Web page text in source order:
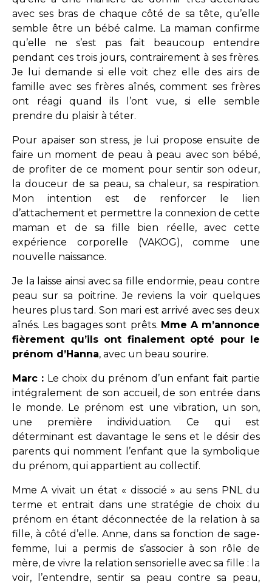
avec ses bras de chaque côté de sa tête, qu’elle
semble être un bébé calme. La maman confirme
qu’elle ne s’est pas fait beaucoup entendre
pendant ces trois jours, contrairement à ses frères.
Je lui demande si elle voit chez elle des airs de
famille avec ses frères aînés, comment ses frères
ont réagi quand ils l’ont vue, si elle semble
prendre du plaisir à téter.
Pour apaiser son stress, je lui propose ensuite de
faire un moment de peau à peau avec son bébé,
de profiter de ce moment pour sentir son odeur,
la douceur de sa peau, sa chaleur, sa respiration.
Mon intention est de renforcer le lien
d’attachement et permettre la connexion de cette
maman et de sa fille bien réelle, avec cette
expérience corporelle (VAKOG), comme une
nouvelle naissance.
Je la laisse ainsi avec sa fille endormie, peau contre
peau sur sa poitrine. Je reviens la voir quelques
heures plus tard. Son mari est arrivé avec ses deux
aînés. Les bagages sont prêts. Mme A m’annonce
fièrement qu’ils ont finalement opté pour le
prénom d’Hanna, avec un beau sourire.
Marc : Le choix du prénom d’un enfant fait partie
intégralement de son accueil, de son entrée dans
le monde. Le prénom est une vibration, un son,
une première individuation. Ce qui est
déterminant est davantage le sens et le désir des
parents qui nomment l’enfant que la symbolique
du prénom, qui appartient au collectif.
Mme A vivait un état « dissocié » au sens PNL du
terme et entrait dans une stratégie de choix du
prénom en étant déconnectée de la relation à sa
fille, à côté d’elle. Anne, dans sa fonction de sage-
femme, lui a permis de s’associer à son rôle de
mère, de vivre la relation sensorielle avec sa fille : la
voir, l’entendre, sentir sa peau contre sa peau,